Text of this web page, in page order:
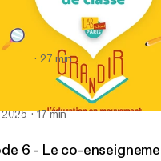
3 - La gestion de classe
: Rencontre avec
27 min
: dans les coulisses
2025 17 min
6 - Le co-